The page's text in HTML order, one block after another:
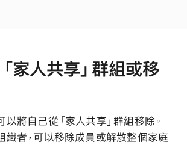
家人共享」群組或移
將自己從「家人共享」群組移除。
織者，可以移除成員或解散整個家庭